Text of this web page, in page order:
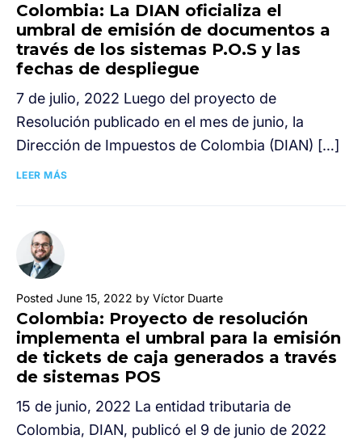
Colombia: La DIAN oficializa el
umbral de emisión de documentos a
través de los sistemas P.O.S y las
fechas de despliegue
7 de julio, 2022 Luego del proyecto de
Resolución publicado en el mes de junio, la
Dirección de Impuestos de Colombia (DIAN) […]
LEER MÁS
Posted June 15, 2022 by Víctor Duarte
Colombia: Proyecto de resolución
implementa el umbral para la emisión
de tickets de caja generados a través
de sistemas POS
15 de junio, 2022 La entidad tributaria de
Colombia, DIAN, publicó el 9 de junio de 2022